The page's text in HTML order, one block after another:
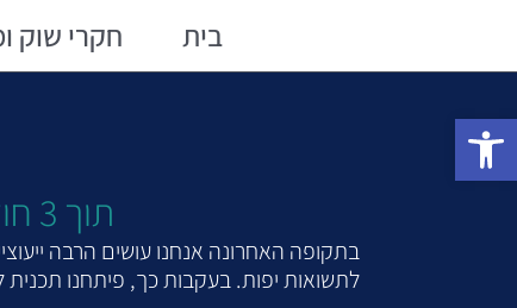
פתח סרגל נגישות
בית חקרי שוק
תוך 3 חודשים תהיו בעלים של קרקע שמתאימה למטרותיכם
בתקופה האחרונה אנחנו עושים הרבה
לתשואות יפות. בעקבות כך, פיתחנו תכנית ליווי מקצועית של 3 חודשים שתיתן לכם